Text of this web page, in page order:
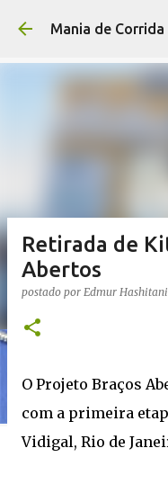
Mania de Corrida
Retirada de
Abertos
postado por Edmur Hashitani
O Projeto Braços
com a primeira
Vidigal, Rio de